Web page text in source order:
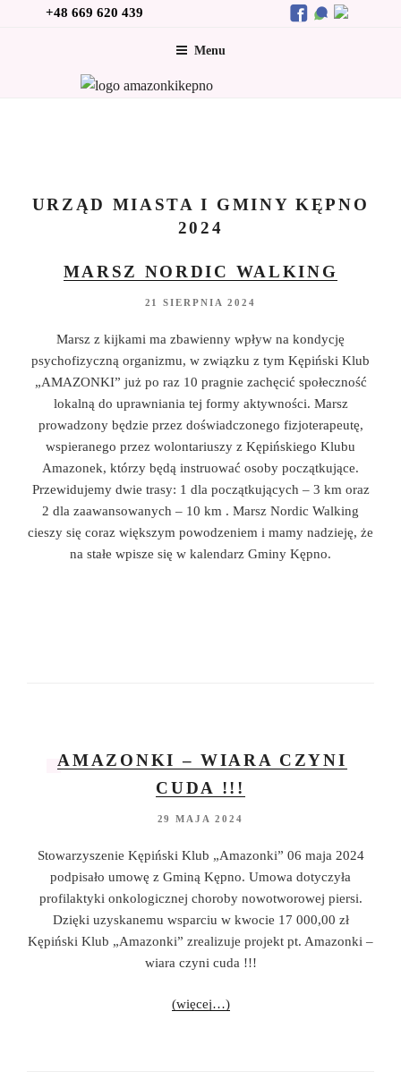
+48 669 620 439
Menu
URZĄD MIASTA I GMINY KĘPNO
2024
MARSZ NORDIC WALKING
21 SIERPNIA 2024
Marsz z kijkami ma zbawienny wpływ na kondycję
psychofizyczną organizmu, w związku z tym Kępiński Klub
„AMAZONKI” już po raz 10 pragnie zachęcić społeczność
lokalną do uprawniania tej formy aktywności. Marsz
prowadzony będzie przez doświadczonego fizjoterapeutę,
wspieranego przez wolontariuszy z Kępińskiego Klubu
Amazonek, którzy będą instruować osoby początkujące.
Przewidujemy dwie trasy: 1 dla początkujących – 3 km oraz
2 dla zaawansowanych – 10 km . Marsz Nordic Walking
cieszy się coraz większym powodzeniem i mamy nadzieję, że
na stałe wpisze się w kalendarz Gminy Kępno.
AMAZONKI – WIARA CZYNI
CUDA !!!
29 MAJA 2024
Stowarzyszenie Kępiński Klub „Amazonki” 06 maja 2024
podpisało umowę z Gminą Kępno. Umowa dotyczyła
profilaktyki onkologicznej choroby nowotworowej piersi.
Dzięki uzyskanemu wsparciu w kwocie 17 000,00 zł
Kępiński Klub „Amazonki” zrealizuje projekt pt. Amazonki –
wiara czyni cuda !!!
(więcej…)